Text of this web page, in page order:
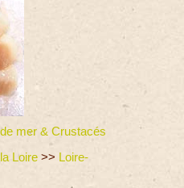
mer & Crustacés
Loire >> Loire-